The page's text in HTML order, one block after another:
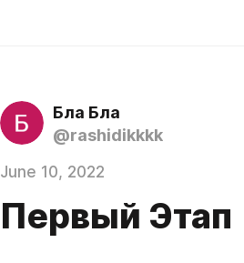
Бла Бла
@rashidikkkk
June 10, 2022
Первый Этап